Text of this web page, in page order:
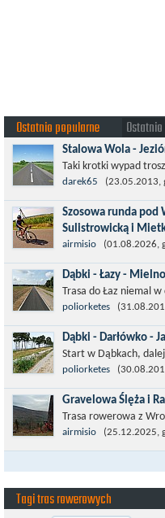
Ostatnio popularne
Stalowa Wola -
Taki krotki wypad
której już nie ma ,
pamiętają okres...
darek65 (23.05.2013,
Szosowa runda pod
Sulistrowicką i
Łatwa, szosowa runda
małym podjazdem na
To trasa idealna na...
airmisio (01.08.2026,
Dąbki - Łazy -
Trasa do Łaz niemal
ścieżkę rowerową (od
Niestety jest to trasa
poliorketes
Dąbki - Darłówko -
Start w Dąbkach,
(niekiedy pieszo-
w stronę Darłówka
poliorketes
Gravelowa Ślęża i
Trasa rowerowa z
na rower przełajowy
a temperatura jest...
airmisio (25.12.2025,
Tagi tras rowerowych